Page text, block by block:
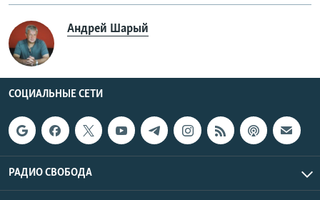
Андрей Шарый
СОЦИАЛЬНЫЕ СЕТИ
РАДИО СВОБОДА